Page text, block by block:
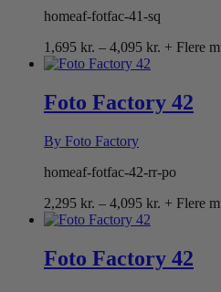
homeaf-fotfac-41-sq
1,695 kr. – 4,095 kr.
4,095 kr.
+ Flere
Foto Factory 42
By Foto Factory
homeaf-fotfac-42-rr-po
2,295 kr. – 4,095 kr.
4,095 kr.
+ Flere
Foto Factory 42